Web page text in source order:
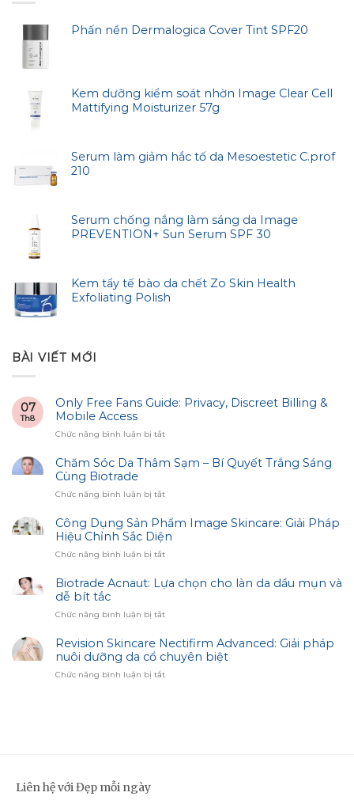
Phấn nền Dermalogica Cover Tint SPF20
Kem dưỡng kiểm soát nhờn Image Clear Cell
Mattifying Moisturizer 57g
Serum làm giảm hắc tố da Mesoestetic C.prof
210
Serum chống nắng làm sáng da Image
PREVENTION+ Sun Serum SPF 30
Kem tẩy tế bào da chết Zo Skin Health
Exfoliating Polish
BÀI VIẾT MỚI
07
Th8
Only Free Fans Guide: Privacy, Discreet Billing &
Mobile Access
Chức năng bình luận bị tắtở
Free
Privacy,
Billing
&
Access
Chăm Sóc Da Thâm Sạm – Bí Quyết Trắng Sáng
Cùng Biotrade
Chức năng bình luận bị tắtở
Sóc
Thâm
Sạm
Bí
Sáng
Biotrade
Công Dụng Sản Phẩm Image Skincare: Giải Pháp
Hiệu Chỉnh Sắc Diện
Chức năng bình luận bị tắtở
Dụng
Sản
Image
Giải
Pháp
Chỉnh
Biotrade Acnaut: Lựa chọn cho làn da dầu mụn và
dễ bít tắc
Chức năng bình luận bị tắtở
Acnaut:
Lựa
chọn
cho
Revision Skincare Nectifirm Advanced: Giải pháp
nuôi dưỡng da cổ chuyên biệt
Chức năng bình luận bị tắtở
Liên hệ với Đẹp mỗi ngày